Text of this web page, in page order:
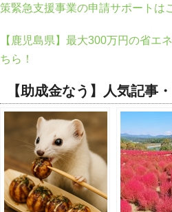
策緊急支援事業の申請サポートは
【鹿児島県】最大300万円の省エ
ちら！
【助成金なう】人気記事